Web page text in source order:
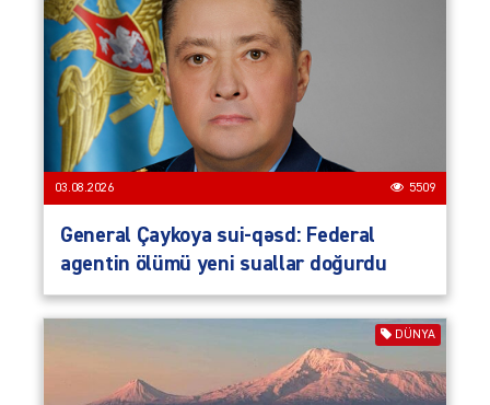
03.08.2026 5509
General Çaykoya sui-qəsd: Federal
agentin ölümü yeni suallar doğurdu
DÜNYA